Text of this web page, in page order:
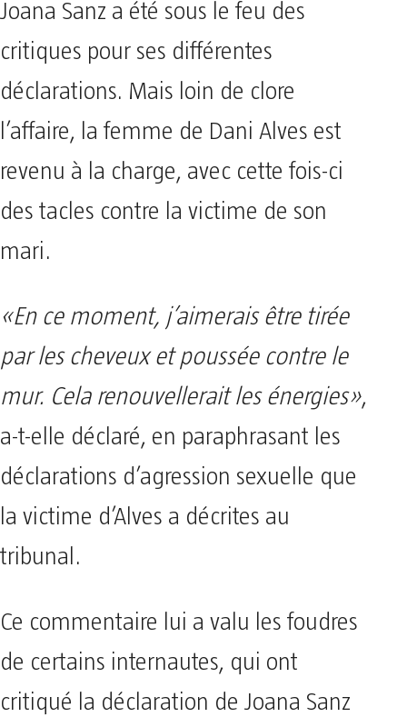
Joana Sanz a été sous le feu des
critiques pour ses différentes
déclarations. Mais loin de clore
l’affaire, la femme de Dani Alves est
revenu à la charge, avec cette fois-ci
des tacles contre la victime de son
mari.
«En ce moment, j’aimerais être tirée
par les cheveux et poussée contre le
mur. Cela renouvellerait les énergies»,
a-t-elle déclaré, en paraphrasant les
déclarations d’agression sexuelle que
la victime d’Alves a décrites au
tribunal.
Ce commentaire lui a valu les foudres
de certains internautes, qui ont
critiqué la déclaration de Joana Sanz